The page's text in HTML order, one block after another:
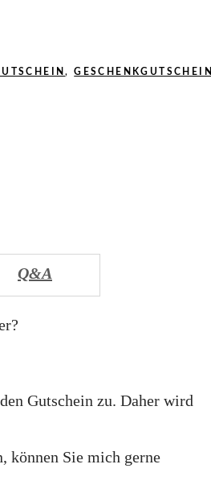
,GESCHENKGUTSCHEIN
Q&A
Gutschein zu. Daher wird
können Sie mich gerne